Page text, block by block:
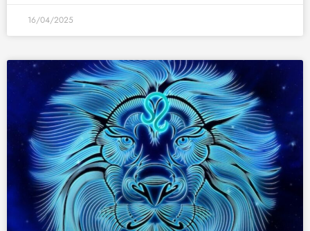
16/04/2025